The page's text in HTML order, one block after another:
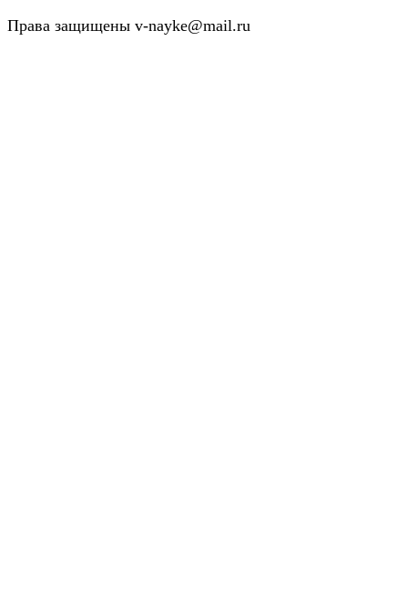
Права защищены v-nayke@mail.ru